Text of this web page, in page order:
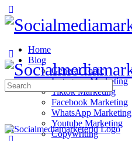
Home
Blog
General Topic
Instagram Marketing
Tiktok Marketing
Facebook Marketing
WhatsApp Marketing
Youtube Marketing
Copywriting
Search
for: